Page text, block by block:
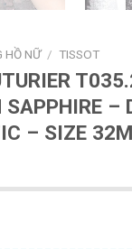
HỒ NỮ / TISSOT
–
– SIZE